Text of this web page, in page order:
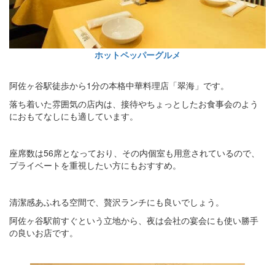
ホットペッパーグルメ
阿佐ヶ谷駅徒歩から1分の本格中華料理店「翠海」です。
落ち着いた雰囲気の店内は、接待やちょっとしたお食事会のよう
におもてなしにも適しています。
座席数は56席となっており、その内個室も用意されているので、
プライベートを重視したい方にもおすすめ。
清潔感あふれる空間で、贅沢ランチにも良いでしょう。
阿佐ヶ谷駅前すぐという立地から、夜は会社の宴会にも使い勝手
の良いお店です。